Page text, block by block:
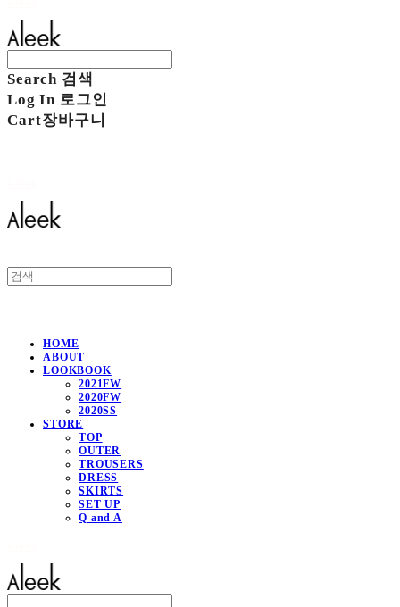
Search 검색
Log In 로그인
Cart장바구니
HOME
ABOUT
LOOKBOOK
2021FW
2020FW
2020SS
STORE
TOP
OUTER
TROUSERS
DRESS
SKIRTS
SET UP
Q and A